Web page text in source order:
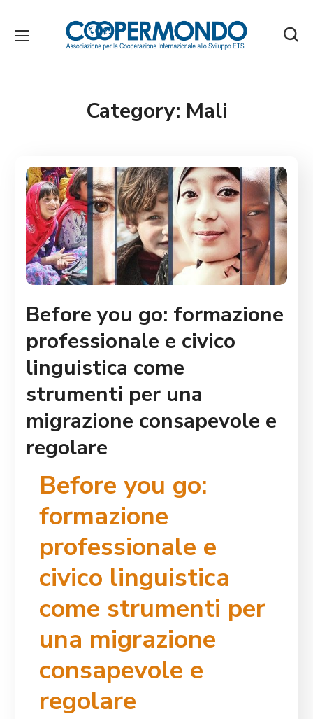
Category: Mali
Before you go: formazione
professionale e civico
linguistica come
strumenti per una
migrazione consapevole e
regolare
Before you go:
formazione
professionale e
civico linguistica
come strumenti per
una migrazione
consapevole e
regolare